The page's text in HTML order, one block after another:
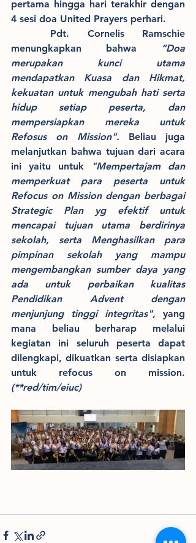
pertama hingga hari terakhir dengan
4 sesi doa United Prayers perhari.
menungkapkan bahwa
“Doa
merupakan kunci utama
mendapatkan Kuasa dan Hikmat,
kekuatan untuk mengubah hati serta
hidup setiap peserta, dan
mempersiapkan mereka untuk
Refosus on Mission". Beliau juga
melanjutkan bahwa tujuan dari acara
ini yaitu untuk
"Mempertajam dan
memperkuat para peserta untuk
Refocus on Mission dengan berbagai
Strategic Plan yg efektif untuk
mencapai tujuan utama berdirinya
sekolah, serta Menghasilkan para
pimpinan sekolah yang mampu
mengembangkan sumber daya yang
ada untuk perbaikan kualitas
Pendidikan Advent dengan
menjunjung tinggi integritas", yang
mana beliau berharap melalui
kegiatan ini seluruh peserta dapat
dilengkapi, dikuatkan serta disiapkan
(**red/tim/eiuc)